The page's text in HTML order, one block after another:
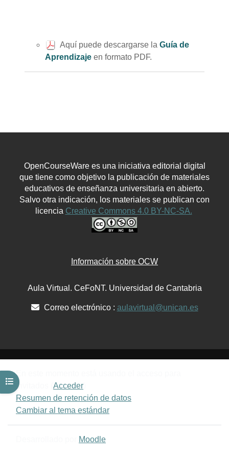
Abrir índice del curso
Aquí puede descargarse la Guía de
Aprendizaje en formato PDF.
OpenCourseWare es una iniciativa editorial digital
que tiene como objetivo la publicación de materiales
educativos de enseñanza universitaria en abierto.
Salvo otra indicación, los materiales se publican con
licencia Creative Commons 4.0 BY-NC-SA.
Información sobre OCW
Aula Virtual. CeFoNT. Universidad de Cantabria
Correo electrónico : aulavirtual@unican.es
En este momento está usando el acceso para
invitados ( Acceder
Resumen de retención de datos
Cambiar al tema estándar
Moodle